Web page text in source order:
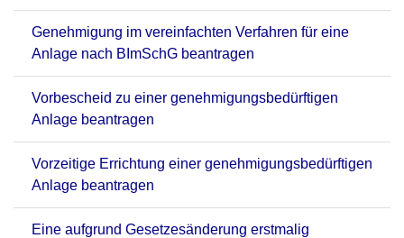
Genehmigung im vereinfachten Verfahren für eine
Anlage nach BImSchG beantragen
Vorbescheid zu einer genehmigungsbedürftigen
Anlage beantragen
Vorzeitige Errichtung einer genehmigungsbedürftigen
Anlage beantragen
Eine aufgrund Gesetzesänderung erstmalig